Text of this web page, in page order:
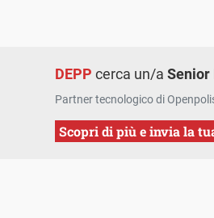
DEPP cerca un/aSenior
Partner tecnologico di
Scopri di più e invia la